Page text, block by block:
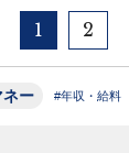
1 2
ネー #年収・給料